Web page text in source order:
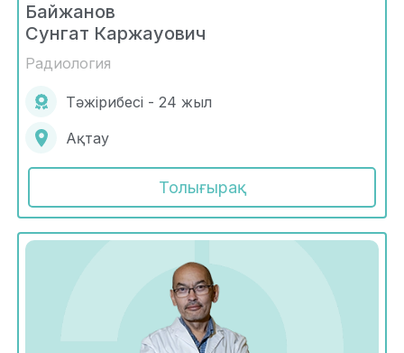
Байжанов
Сунгат Каржауович
Радиология
Тәжірибесі - 24 жыл
Ақтау
Толығырақ